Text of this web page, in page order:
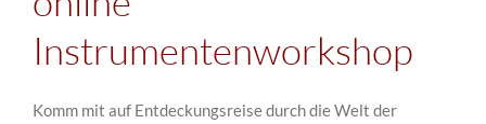
Instrumentenworkshop
Komm mit auf Entdeckungsreise durch die Welt der